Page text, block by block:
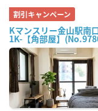
割引キャンペーン
Kマンスリー金山駅南
1K-【角部屋】